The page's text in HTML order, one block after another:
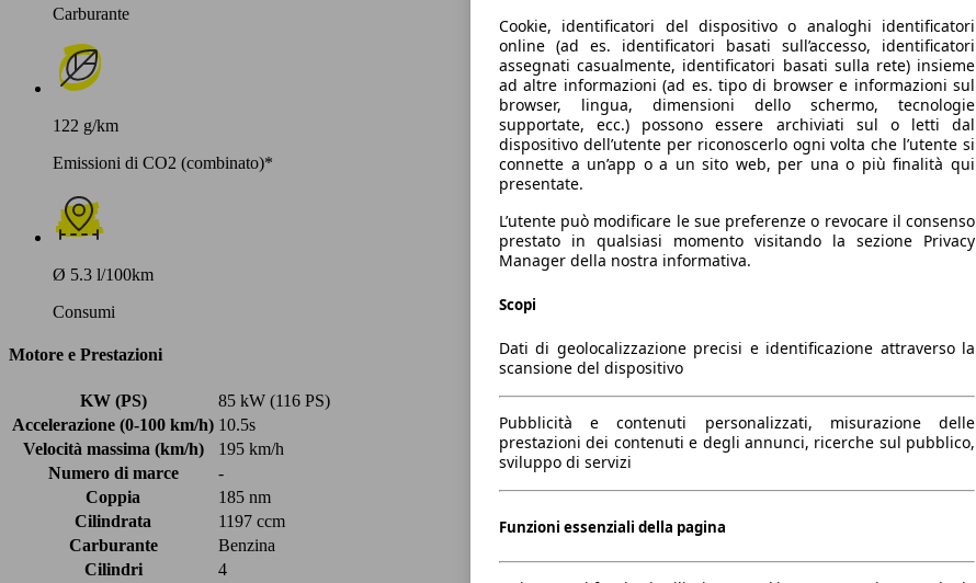
Carburante
122 g/km
Emissioni di CO2 (combinato)*
Ø 5.3 l/100km
Consumi
Motore e Prestazioni
KW (PS)
85 kW (116 PS)
Accelerazione (0-100 km/h) 10.5s
Velocità massima (km/h)
195 km/h
Numero di marce
-
Coppia
185 nm
Cilindrata
1197 ccm
Carburante
Benzina
Cilindri
4
Cookie, identificatori del dispositivo o analoghi identificatori
online (ad es. identificatori basati sull’accesso, identificatori
assegnati casualmente, identificatori basati sulla rete) insieme
ad altre informazioni (ad es. tipo di browser e informazioni sul
browser, lingua, dimensioni dello schermo, tecnologie
supportate, ecc.) possono essere archiviati sul o letti dal
dispositivo dell’utente per riconoscerlo ogni volta che l’utente si
connette a un’app o a un sito web, per una o più finalità qui
presentate.
L’utente può modificare le sue preferenze o revocare il consenso
prestato in qualsiasi momento visitando la sezione Privacy
Manager della nostra informativa.
Scopi
Dati di geolocalizzazione precisi e identificazione attraverso la
scansione del dispositivo
Pubblicità e contenuti personalizzati, misurazione delle
prestazioni dei contenuti e degli annunci, ricerche sul pubblico,
sviluppo di servizi
Funzioni essenziali della pagina